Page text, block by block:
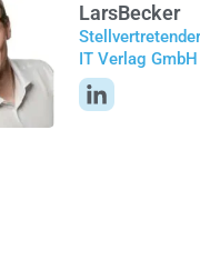
LarsBecker
IT Verlag GmbH